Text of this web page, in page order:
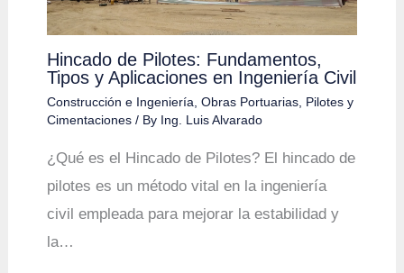
Hincado de Pilotes: Fundamentos,
Tipos y Aplicaciones en Ingeniería Civil
Construcción e Ingeniería Obras Portuarias, Pilotes y
Cimentaciones/ By Ing. Luis Alvarado
¿Qué es el Hincado de Pilotes? El hincado de
pilotes es un método vital en la ingeniería
civil empleada para mejorar la estabilidad y
la…